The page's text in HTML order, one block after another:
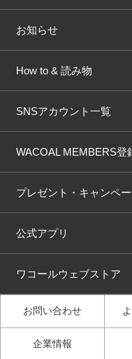
トピックス
AMPHI
OUR WACOAL
WACOAL Remamma
Licensed Brands
店舗を探す
ブラ無料診断
3Dボディスキャン
お知らせ
新着情報
商品回収
ニュース＆トピックス
How to & 読み物
下着の基礎知識
ブラパン
大人の工場見学inベトナ
3Dボディスキャン体
SNSアカウント一覧
WACOAL MEMBERS登
プレゼント・キャンペ
公式アプリ
ワコールウェブストア
お問い合わせ
企業情報